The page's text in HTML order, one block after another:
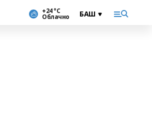
+24 °С
Облачно